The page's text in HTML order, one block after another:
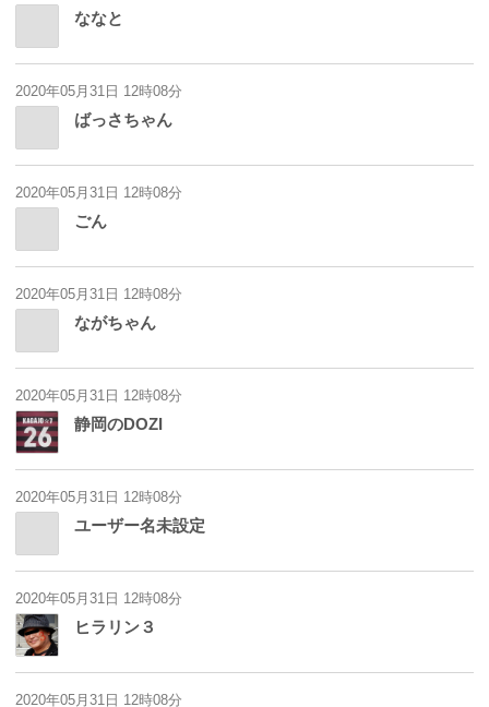
ななと
2020年05月31日 12時08分
ばっさちゃん
2020年05月31日 12時08分
ごん
2020年05月31日 12時08分
ながちゃん
2020年05月31日 12時08分
静岡のDOZI
2020年05月31日 12時08分
ユーザー名未設定
2020年05月31日 12時08分
ヒラリン３
2020年05月31日 12時08分